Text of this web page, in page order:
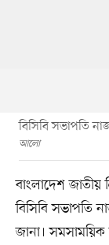
বিসিবি সভাপতি
আলো
বাংলাদেশ জাতীয়
বিসিবি সভাপতি
জানা।